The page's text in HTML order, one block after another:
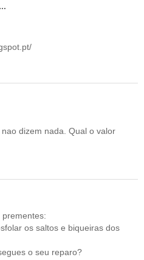
dizem nada. Qual o valor
os saltos e biqueiras dos
o seu reparo?